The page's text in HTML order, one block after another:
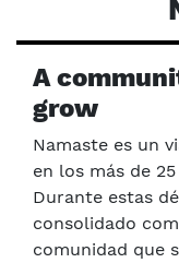
A
grow
Namaste es un
en los más de
Durante estas
consolidado
comunidad que